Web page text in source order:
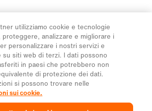
sulla Migros
dei dati Impostazioni cookie
utilizziamo cookie e tecnologie
analizzare e migliorare i
personalizzare i nostri servizi e
su siti web di terzi. I dati possono
in paesi che potrebbero non
di protezione dei dati.
si possono trovare nelle
sui cookie.